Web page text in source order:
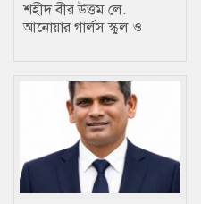
শহীদ বীর উত্তম লে.
আনোয়ার গার্লস স্কুল ও